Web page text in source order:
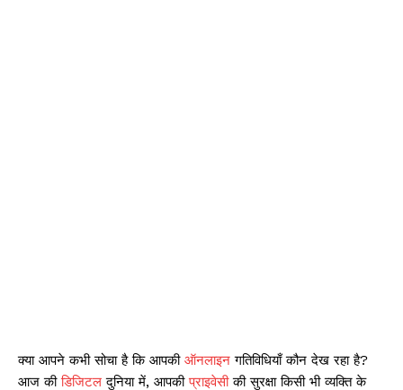
क्या आपने कभी सोचा है कि आपकी ऑनलाइन गतिविधियाँ कौन देख रहा है?
आज कीडिजिटल दुनिया में, आपकीप्राइवेसीकी सुरक्षा किसी भी व्यक्ति के